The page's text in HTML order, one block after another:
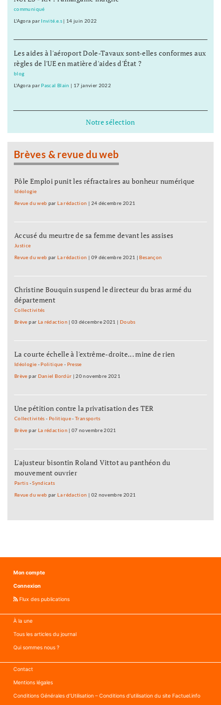
communiqué
L'Agora par Invité.e.s| 14 juin 2022
Les aides à l'aéroport Dole-Tavaux sont-elles conformes aux
règles de l'UE en matière d'aides d'État ?
blog
L'Agora par Pascal Blain 17 janvier 2022
Notre sélection
Brèves & revue du web
Pôle Emploi punit les réfractaires au bonheur numérique
Idéologie
Revue du web par La rédaction 24 décembre 2021
Accusé du meurtre de sa femme devant les assises
Justice
Revue du web par La rédaction 09 décembre 2021 Besançon
Christine Bouquin suspend le directeur du bras armé du
département
Collectivités
Brève par La rédaction |03 décembre 2021 Doubs
La courte échelle à l'extrême-droite... mine de rien
Idéologie - Politique - Presse
Brève par Daniel Bordür |20 novembre 2021
Une pétition contre la privatisation des TER
Collectivités - Politique-Transports
Brève par La rédaction |07 novembre 2021
L'ajusteur bisontin Roland Vittot au panthéon du
mouvement ouvrier
Partis -Syndicats
Revue du web par La rédaction 02 novembre 2021
Mon compte
Connexion
Flux des publications
À la une
Tous les articles du journal
Qui sommes nous ?
Contact
Mentions légales
Conditions Générales d’Utilisation – Conditions d’utilisation du site Factuel.info